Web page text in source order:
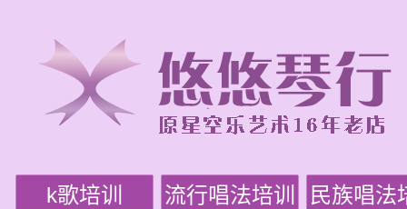
k歌培训 流行唱法培训 民族唱法